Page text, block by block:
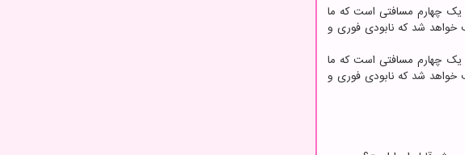
دور می کند که برابر با یک چهارم مسافتی است که ما
خواهد شد که نابودی فوری و
دور می کند که برابر با یک چهارم مسافتی است که ما
خواهد شد که نابودی فوری و